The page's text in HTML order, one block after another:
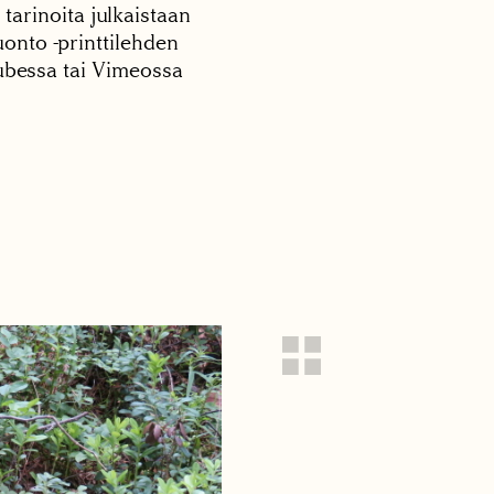
julkaistaan
-printtilehden
tai Vimeossa